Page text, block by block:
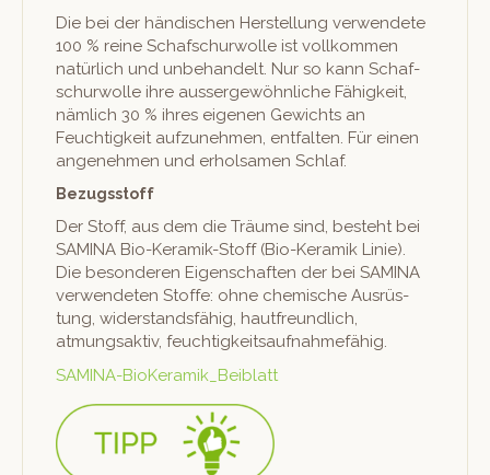
Die bei der händis­chen Her­stel­lung ver­wen­dete
100 % reine Schaf­schur­wolle ist vol­lkom­men
natür­lich und unbe­han­delt. Nur so kann Schaf­
schur­wolle ihre aussergewöhn­liche Fähigkeit,
näm­lich 30 % ihres eige­nen Gewichts an
Feuchtigkeit aufzunehmen, ent­fal­ten. Für einen
angenehmen und erhol­samen Schlaf.
Bezugsstoff
Der Stoff, aus dem die Träume sind, beste­ht bei
SAMINA Bio-Keramik-Stoff (Bio-Keramik Lin­ie).
Die beson­deren Eigen­schaften der bei SAMINA
ver­wen­de­ten Stoffe: ohne chemis­che Aus­rüs­
tung, wider­stands­fähig, haut­fre­undlich,
atmungsak­tiv, feuchtigkeitsaufnahmefähig.
SAM­I­NA-BioK­eramik_Beiblatt